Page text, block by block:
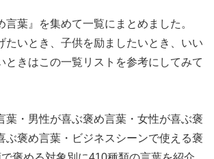
言葉』を集めて一覧にまとめました。
たいとき、子供を励ましたいとき、いい
ときはこの一覧リストを参考にしてみて
葉・男性が喜ぶ褒め言葉・女性が喜ぶ褒
ぶ褒め言葉・ビジネスシーンで使える褒